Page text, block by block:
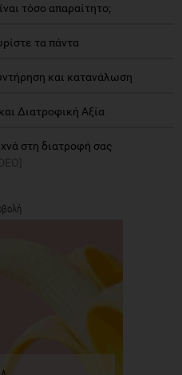
τόσο απαραίτητο;
τα πάντα
και κατανάλωση
Διατροφική Αξία
στη διατροφή σας